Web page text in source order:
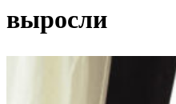
выросли